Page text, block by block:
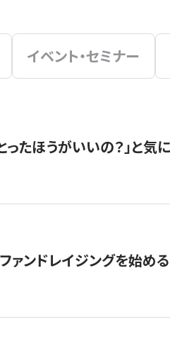
イベント・セミナー
ったほうがいいの？」と
ファンドレイジングを始め